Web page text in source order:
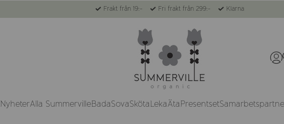
Frakt från 19:- Fri frakt från 299:- Klarna
NyheterAlla SummervilleBadaSovaSkötaLekaÄtaPresentset